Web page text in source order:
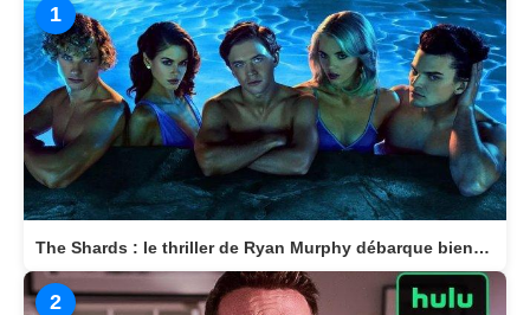
1
The Shards : le thriller de Ryan Murphy débarque bientôt sur Disney+
2